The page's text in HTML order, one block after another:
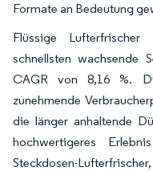
Formate an Bedeutung
Flüssige
schnellsten wachsende
CAGR von 8,16 %.
zunehmende
die länger anhaltende
hochwertigeres
Steckdosen-